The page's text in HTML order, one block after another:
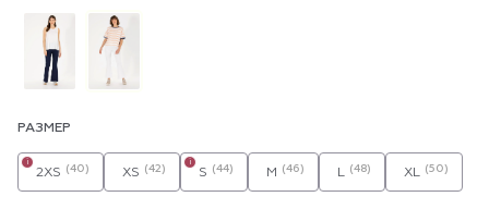
РАЗМЕР
2XS (40)
i
XS (42) S (44)
i
M (46) L (48) XL (50)